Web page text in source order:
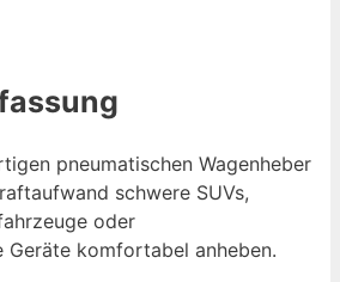
pneumatischen Wagenheber
schwere SUVs,
oder
komfortabel anheben.